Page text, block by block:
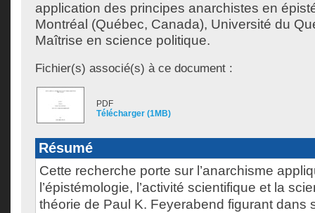
application des principes anarchistes en
Montréal (Québec, Canada), Université du
Maîtrise en science politique.
Fichier(s) associé(s) à ce document :
PDF
Télécharger (1MB)
Résumé
Cette recherche porte sur l’anarchisme
l’épistémologie, l’activité scientifique et la
théorie de Paul K. Feyerabend figurant dans